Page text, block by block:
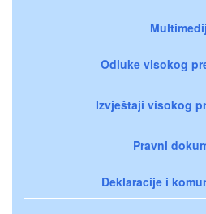
Odluke visokog
Izvještaji visokog
Pravni
Deklaracije i